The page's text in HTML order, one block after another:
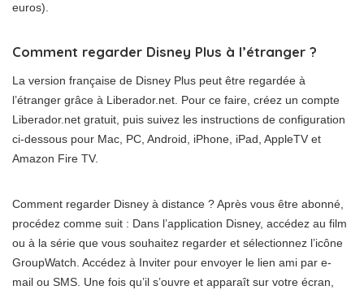
euros).
Comment regarder Disney Plus à l’étranger ?
La version française de Disney Plus peut être regardée à
l’étranger grâce à Liberador.net. Pour ce faire, créez un compte
Liberador.net gratuit, puis suivez les instructions de configuration
ci-dessous pour Mac, PC, Android, iPhone, iPad, AppleTV et
Amazon Fire TV.
Comment regarder Disney à distance ? Après vous être abonné,
procédez comme suit : Dans l’application Disney, accédez au film
ou à la série que vous souhaitez regarder et sélectionnez l’icône
GroupWatch. Accédez à Inviter pour envoyer le lien ami par e-
mail ou SMS. Une fois qu’il s’ouvre et apparaît sur votre écran,